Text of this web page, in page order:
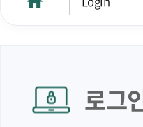
로그